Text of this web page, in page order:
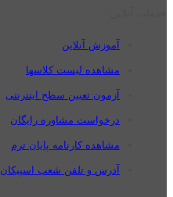
آموزش آنلاین
مشاهده لیست کلاسها
آزمون تعیین سطح اینترنتی
درخواست مشاوره رایگان
مشاهده کارنامه پایان ترم
آدرس و تلفن شعب اسپیکان